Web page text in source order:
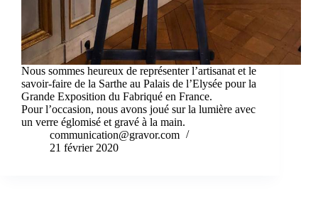
Nous sommes heureux de représenter l’artisanat et le
savoir-faire de la Sarthe au Palais de l’Elysée pour la
Grande Exposition du Fabriqué en France.
Pour l’occasion, nous avons joué sur la lumière avec
un verre églomisé et gravé à la main.
communication@gravor.com
21 février 2020